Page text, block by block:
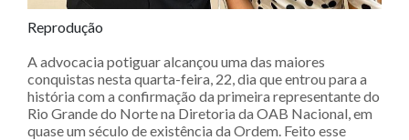
Reprodução
A advocacia potiguar alcançou uma das maiores
conquistas nesta quarta-feira, 22, dia que entrou para a
história com a confirmação da primeira representante do
Rio Grande do Norte na Diretoria da OAB Nacional, em
quase um século de existência da Ordem. Feito esse